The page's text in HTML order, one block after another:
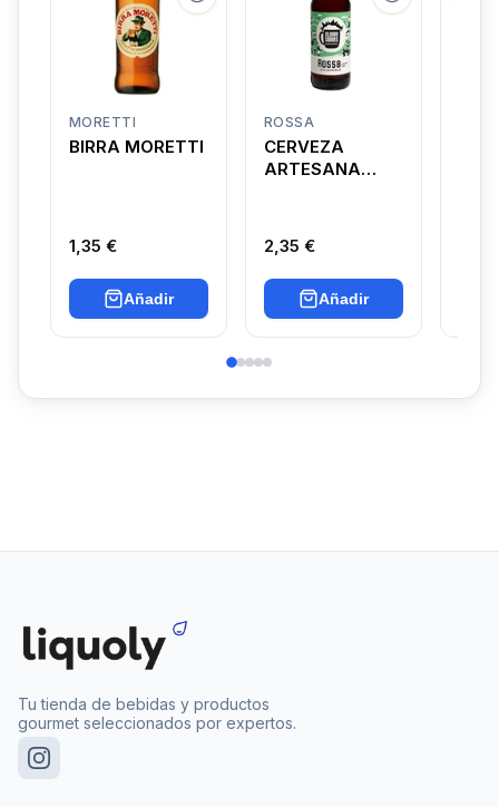
MORETTI
BIRRA MORETTI
1,35 €
Añadir
ROSSA
CERVEZA
ARTESANA
2,35 €
Añadir
Tu tienda de bebidas y productos
gourmet seleccionados por expertos.